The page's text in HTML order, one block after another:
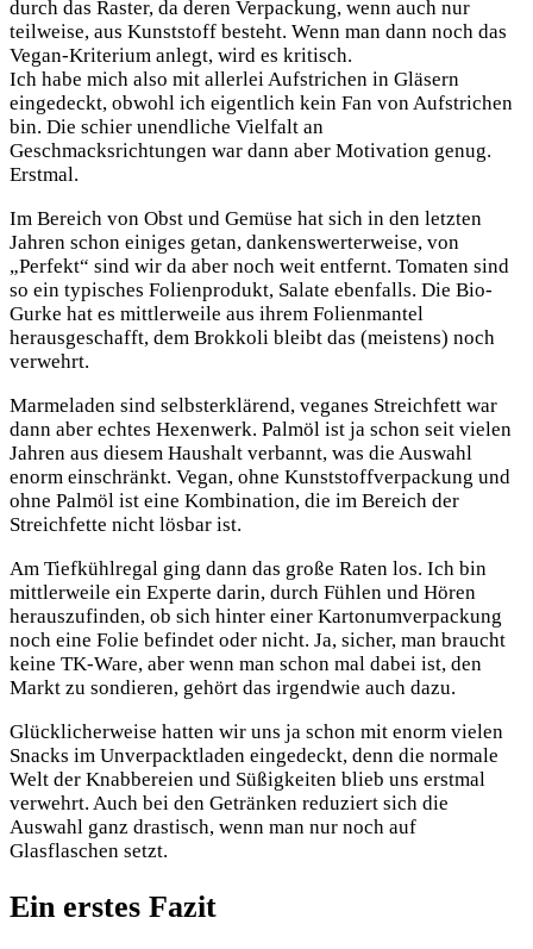
durch das Raster, da deren Verpackung, wenn auch nur
teilweise, aus Kunststoff besteht. Wenn man dann noch das
Vegan-Kriterium anlegt, wird es kritisch.
Ich habe mich also mit allerlei Aufstrichen in Gläsern
eingedeckt, obwohl ich eigentlich kein Fan von Aufstrichen
bin. Die schier unendliche Vielfalt an
Geschmacksrichtungen war dann aber Motivation genug.
Erstmal.
Im Bereich von Obst und Gemüse hat sich in den letzten
Jahren schon einiges getan, dankenswerterweise, von
„Perfekt“ sind wir da aber noch weit entfernt. Tomaten sind
so ein typisches Folienprodukt, Salate ebenfalls. Die Bio-
Gurke hat es mittlerweile aus ihrem Folienmantel
herausgeschafft, dem Brokkoli bleibt das (meistens) noch
verwehrt.
Marmeladen sind selbsterklärend, veganes Streichfett war
dann aber echtes Hexenwerk. Palmöl ist ja schon seit vielen
Jahren aus diesem Haushalt verbannt, was die Auswahl
enorm einschränkt. Vegan, ohne Kunststoffverpackung und
ohne Palmöl ist eine Kombination, die im Bereich der
Streichfette nicht lösbar ist.
Am Tiefkühlregal ging dann das große Raten los. Ich bin
mittlerweile ein Experte darin, durch Fühlen und Hören
herauszufinden, ob sich hinter einer Kartonumverpackung
noch eine Folie befindet oder nicht. Ja, sicher, man braucht
keine TK-Ware, aber wenn man schon mal dabei ist, den
Markt zu sondieren, gehört das irgendwie auch dazu.
Glücklicherweise hatten wir uns ja schon mit enorm vielen
Snacks im Unverpacktladen eingedeckt, denn die normale
Welt der Knabbereien und Süßigkeiten blieb uns erstmal
verwehrt. Auch bei den Getränken reduziert sich die
Auswahl ganz drastisch, wenn man nur noch auf
Glasflaschen setzt.
Ein erstes Fazit